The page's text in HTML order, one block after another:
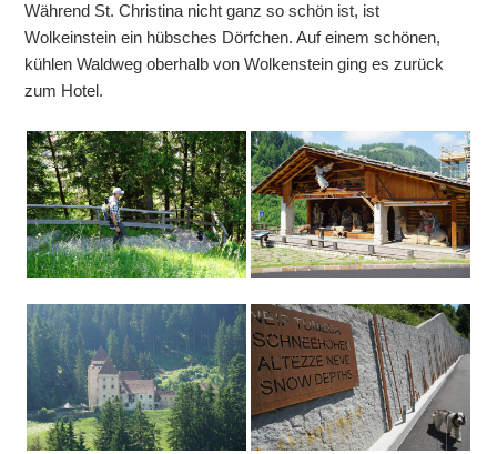
Während St. Christina nicht ganz so schön ist, ist
Wolkeinstein ein hübsches Dörfchen. Auf einem schönen,
kühlen Waldweg oberhalb von Wolkenstein ging es zurück
zum Hotel.